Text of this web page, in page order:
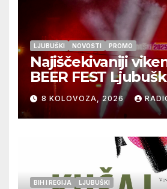
LJUBUŠKI NOVOSTI PROMO
Najiščekivaniji
BEER FEST
9.kolovoza
8 KOLOVOZA, 2026
BIH I REGIJA LJUBUŠKI